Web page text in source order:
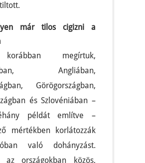
már tilos cigizni a
megírtuk,
Angliában,
Görögországban,
és Szlovéniában –
példát említve –
mértékben korlátozzák
való dohányzást.
az országokban közös,